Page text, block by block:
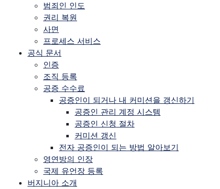
범죄인 인도
권리 복원
사면
프로세스 서비스
공식 문서
인증
조직 등록
공증 수수료
공증인이 되거나 내 커미션을 갱신하기
공증인 관리 계정 시스템
공증인 신청 절차
커미션 갱신
전자 공증인이 되는 방법 알아보기
영연방의 인장
국제 유언장 등록
버지니아 소개